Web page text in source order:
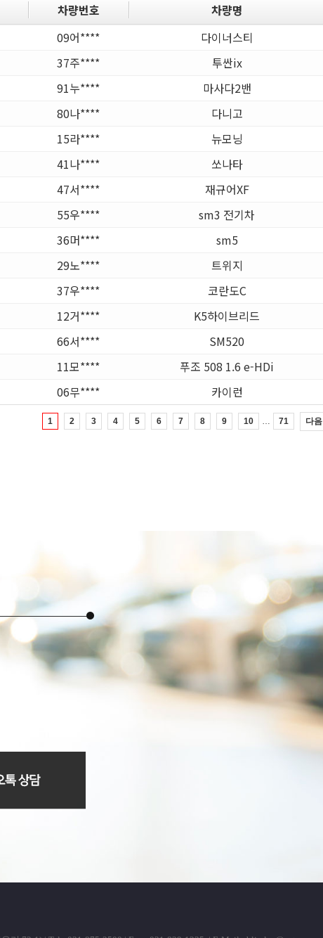
차량번호 차량명
09어**** 다이너스티
37주**** 투싼ix
91누**** 마사다2밴
80나**** 다니고
15라**** 뉴모닝
41나**** 쏘나타
47서**** 재규어XF
55우**** sm3 전기차
36머**** sm5
29노**** 트위지
37우**** 코란도C
12거**** K5하이브리드
66서**** SM520
11모**** 푸조 508 1.6 e-HDi
06무**** 카이런
1 2 3 4 5 6 7 8 9 10 71 다음